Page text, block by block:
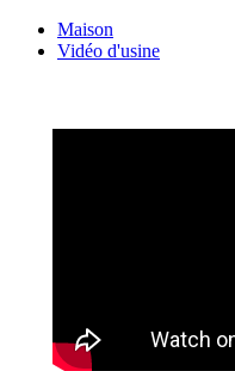
Maison
Vidéo d'usine